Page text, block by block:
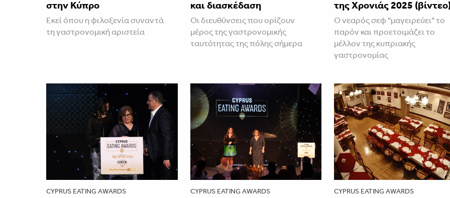
στην Κύπρο
Εκεί όπου η φιλοξενία συναντά
τη γαστρονομική αριστεία
και διασκέδαση
Οι διευθύνσεις που ορίζουν
μέρος της γαστρονομικής
ταυτότητας της πόλης σήμερα
της Χρονιάς 2025
Ο νεαρός σεφ "μαγειρεύει" το
παρόν και προετοιμάζει το
μέλλον της κυπριακής
γαστρονομίας
CYPRUS EATING AWARDS CYPRUS EATING AWARDS CYPRUS EATING AWARDS